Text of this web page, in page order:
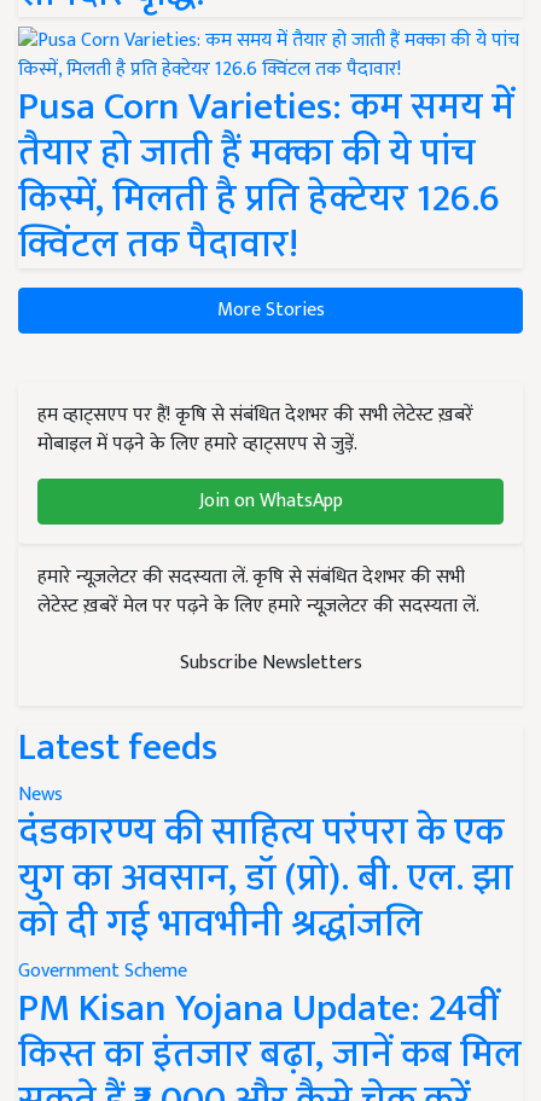
Pusa Corn Varieties: कम समय में
तैयार हो जाती हैं मक्का की ये पांच
किस्में, मिलती है प्रति हेक्टेयर 126.6
क्विंटल तक पैदावार!
More Stories
हम व्हाट्सएप पर हैं! कृषि से संबंधित देशभर की सभी लेटेस्ट ख़बरें
मोबाइल में पढ़ने के लिए हमारे व्हाट्सएप से जुड़ें.
Join on WhatsApp
हमारे न्यूज़लेटर की सदस्यता लें. कृषि से संबंधित देशभर की सभी
लेटेस्ट ख़बरें मेल पर पढ़ने के लिए हमारे न्यूज़लेटर की सदस्यता लें.
Subscribe Newsletters
Latest feeds
News
दंडकारण्य की साहित्य परंपरा के एक
युग का अवसान, डॉ (प्रो). बी. एल. झा
को दी गई भावभीनी श्रद्धांजलि
Government Scheme
PM Kisan Yojana Update: 24वीं
किस्त का इंतजार बढ़ा, जानें कब मिल